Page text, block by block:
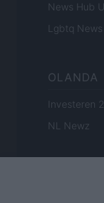
News Hub
Lgbtq News
OLANDA
Investeren
NL Newz